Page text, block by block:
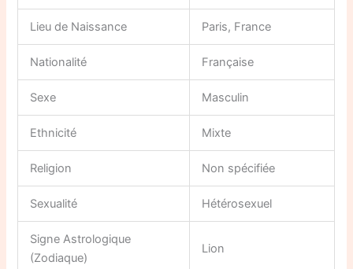
Lieu de Naissance Paris, France
Nationalité Française
Sexe Masculin
Ethnicité Mixte
Religion Non spécifiée
Sexualité Hétérosexuel
Signe Astrologique
(Zodiaque)
Lion